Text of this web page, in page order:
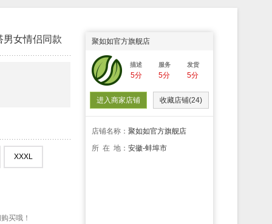
男女情侣同款
XXXL
买哦！
聚如如官方旗舰店
描述
5分
服务
5分
发货
5分
进入商家店铺 收藏店铺(24)
店铺名称： 聚如如官方旗舰店
所 在 地： 安徽-蚌埠市